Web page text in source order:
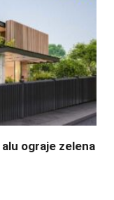
ograje zelena